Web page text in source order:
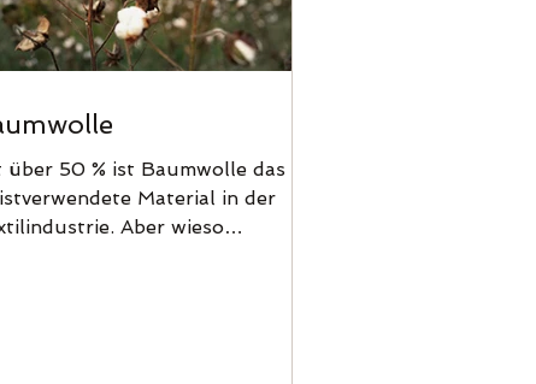
über 50 % ist Baumwolle das
Material in der
Aber wieso